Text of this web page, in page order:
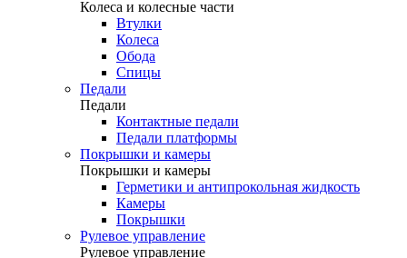
Колеса и колесные части
Втулки
Колеса
Обода
Спицы
Педали
Педали
Контактные педали
Педали платформы
Покрышки и камеры
Покрышки и камеры
Герметики и антипрокольная жидкость
Камеры
Покрышки
Рулевое управление
Рулевое управление